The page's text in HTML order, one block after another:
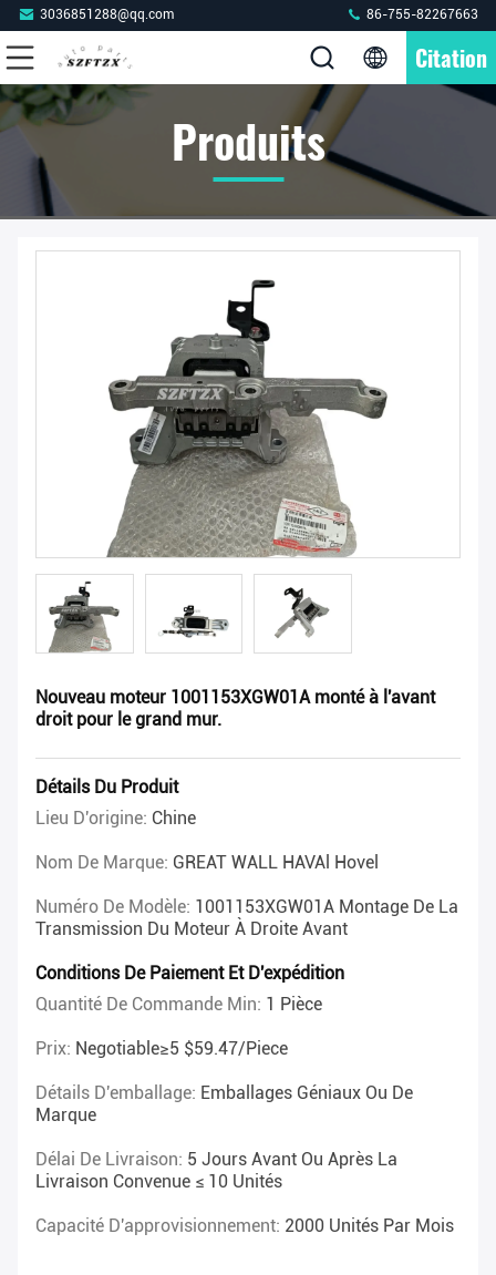
3036851288@qq.com 86-755-82267663
Citation
Produits
Nouveau moteur 1001153XGW01A monté à l'avant
droit pour le grand mur.
Détails Du Produit
Lieu D'origine: Chine
Nom De Marque: GREAT WALL HAVAl Hovel
Numéro De Modèle: 1001153XGW01A Montage De La
Transmission Du Moteur À Droite Avant
Conditions De Paiement Et D'expédition
Quantité De Commande Min: 1 Pièce
Prix: Negotiable≥5 $59.47/piece
Détails D'emballage: Emballages Géniaux Ou De
Marque
Délai De Livraison: 5 Jours Avant Ou Après La
Livraison Convenue ≤ 10 Unités
Capacité D'approvisionnement: 2000 Unités Par Mois